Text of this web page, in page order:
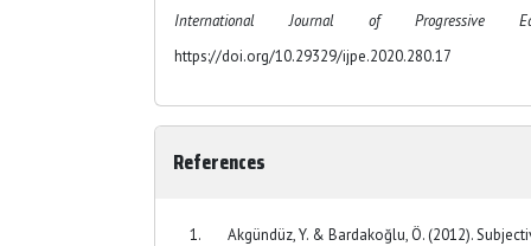
International Journal of Progressive
https://doi.org/10.29329/ijpe.2020.280.17
References
Akgündüz, Y. & Bardakoğlu, Ö. (2012).